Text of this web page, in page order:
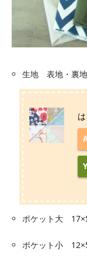
生地 表地・裏
ポケット大
ポケット小